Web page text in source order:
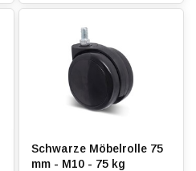
Schwarze Möbelrolle 75
mm - M10 - 75 kg